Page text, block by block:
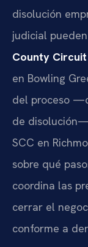
disolución
judicial
County
en Bowling
del proceso
de
SCC en
sobre qué
coordina las
cerrar el
conforme a